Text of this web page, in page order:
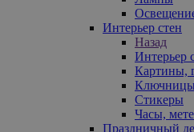
Интерьер стен
Назад
Интерьер
Картины,
Ключницы
Стикеры
Часы,
Праздничный